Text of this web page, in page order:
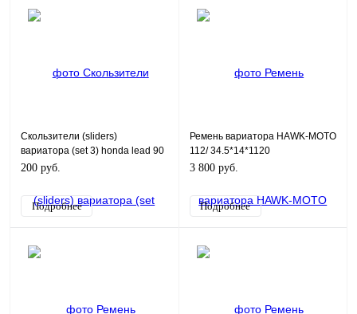
Скользители (sliders)
вариатора (set 3) honda lead 90
(L9H) TW
200 руб.
Подробнее
Ремень вариатора HAWK-MOTO
112/ 34.5*14*1120
3 800 руб.
Подробнее